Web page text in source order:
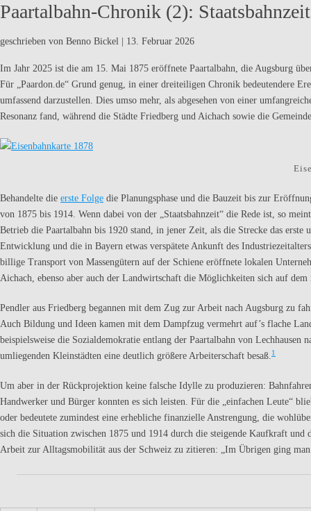
Paartalbahn-Chronik (2):
geschrieben von Benno Bickel 13. Februar 2026
Im Jahr 2025 ist die am 15. Mai 1875 eröffnete Paartalbahn, die Augsburg
Für „Paardon.de“ Grund genug, in einer dreiteiligen Chronik bedeutendere
umfassend darzustellen. Dies umso mehr, als abgesehen von einer
Resonanz fand, während die Städte Friedberg und Aichach sowie die
Behandelte die erste Folge die Planungsphase und die Bauzeit bis zur
von 1875 bis 1914. Wenn dabei von der „Staatsbahnzeit“ die Rede ist, so
Betrieb die Paartalbahn bis 1920 stand, in jener Zeit, als die Strecke das
Entwicklung und die in Bayern etwas verspätete Ankunft des
billige Transport von Massengütern auf der Schiene eröffnete lokalen
Aichach, ebenso aber auch der Landwirtschaft die Möglichkeiten sich auf
Pendler aus Friedberg begannen mit dem Zug zur Arbeit nach Augsburg zu
Auch Bildung und Ideen kamen mit dem Dampfzug vermehrt auf’s flache
beispielsweise die Sozialdemokratie entlang der Paartalbahn von
umliegenden Kleinstädten eine deutlich größere Arbeiterschaft besaß.1
Um aber in der Rückprojektion keine falsche Idylle zu produzieren:
Handwerker und Bürger konnten es sich leisten. Für die „einfachen Leute“
oder bedeutete zumindest eine erhebliche finanzielle Anstrengung, die
sich die Situation zwischen 1875 und 1914 durch die steigende Kaufkraft
Arbeit zur Alltagsmobilität aus der Schweiz zu zitieren: „Im Übrigen ging